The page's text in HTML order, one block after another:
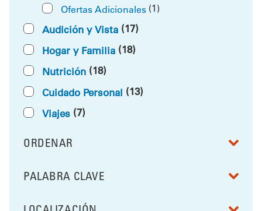
Ofertas Adicionales (1)
Audición y Vista (17)
Hogar y Familia (18)
Nutrición (18)
Cuidado Personal (13)
Viajes (7)
ORDENAR
RESULTS BY
FILTRAR POR
PALABRA CLAVE